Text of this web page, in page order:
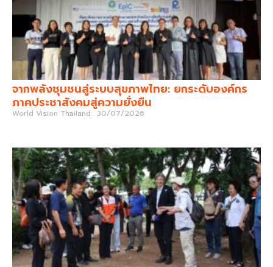
จากพลังชุมชนสู่ระบบสุขภาพไทย: ยกระดับองค์กร
ภาคประชาสังคมสู่ความยั่งยืน
World Vision Thailand 30/07/2026